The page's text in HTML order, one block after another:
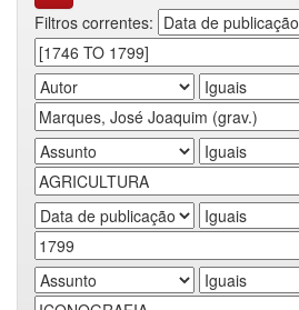
Filtros correntes: